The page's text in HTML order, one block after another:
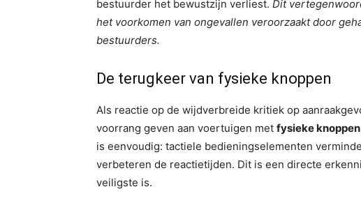
bestuurder het bewustzijn verliest. Dit
het voorkomen van ongevallen veroorzaakt door
bestuurders.
De terugkeer van fysieke knoppen
Als reactie op de wijdverbreide kritiek op
voorrang geven aan voertuigen met fysieke
is eenvoudig: tactiele bedieningselementen
verbeteren de reactietijden. Dit is een directe
veiligste is.